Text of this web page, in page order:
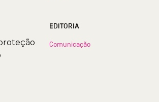
EDITORIA
Comunicação